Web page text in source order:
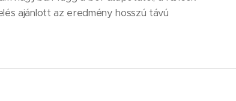
ajánlott az eredmény hosszú távú